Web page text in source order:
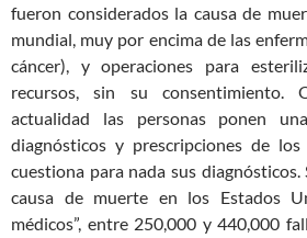
fueron considerados la causa de
mundial, muy por encima de las
cáncer), y operaciones para
recursos, sin su consentimiento.
actualidad las personas ponen
diagnósticos y prescripciones de
cuestiona para nada sus diagnósticos.
causa de muerte en los Estados
médicos”, entre 250,000 y 440,000